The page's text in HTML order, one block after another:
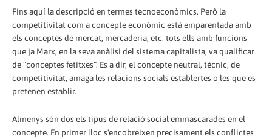
Fins aquí la descripció en termes tecnoeconòmics. Però la
competitivitat com a concepte econòmic està emparentada amb
els conceptes de mercat, mercaderia, etc. tots ells amb funcions
que ja Marx, en la seva anàlisi del sistema capitalista, va qualificar
de “conceptes fetitxes”. Es a dir, el concepte neutral, tècnic, de
competitivitat, amaga les relacions socials establertes o les que es
pretenen establir.
Almenys són dos els tipus de relació social emmascarades en el
concepte. En primer lloc s'encobreixen precisament els conflictes